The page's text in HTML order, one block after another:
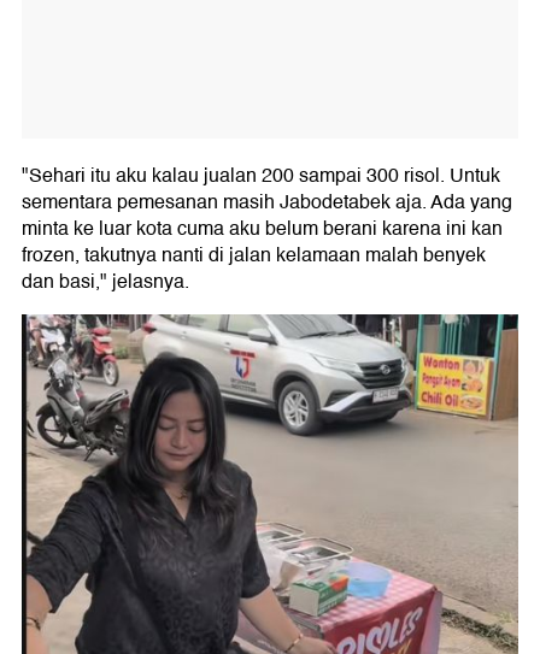
"Sehari itu aku kalau jualan 200 sampai 300 risol. Untuk
sementara pemesanan masih Jabodetabek aja. Ada yang
minta ke luar kota cuma aku belum berani karena ini kan
frozen, takutnya nanti di jalan kelamaan malah benyek
dan basi," jelasnya.